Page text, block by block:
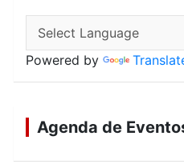
Powered by
Agenda de